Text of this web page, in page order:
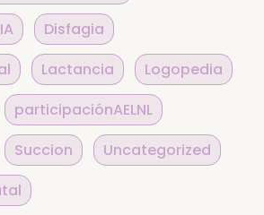
Disfagia
Lactancia
Logopedia
participaciónAELNL
Succion
Uncategorized